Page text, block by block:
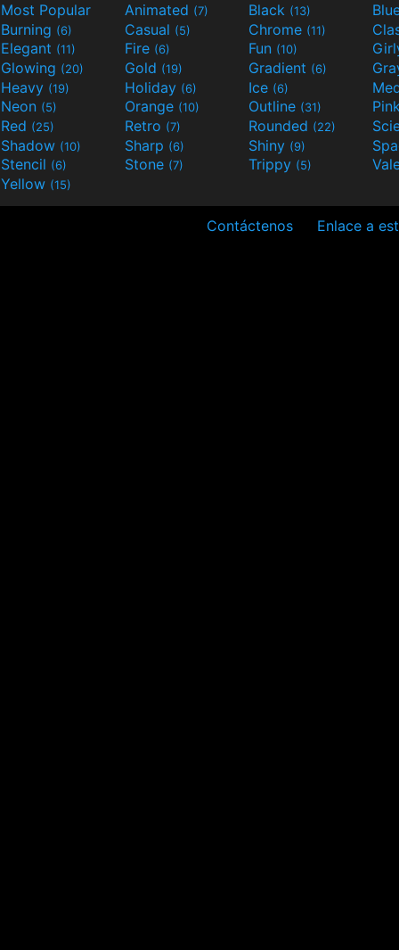
Most Popular Animated (7) Black (13)
Burning (6) Casual (5) Chrome (11)
Elegant (11) Fire (6) Fun (10)
Glowing (20) Gold (19) Gradient (6)
Heavy (19) Holiday (6) Ice (6)
Neon (5) Orange (10) Outline (31)
Red (25) Retro (7) Rounded (22)
Shadow (10) Sharp (6) Shiny (9)
Stencil (6) Stone (7) Trippy (5)
Yellow (15)
Contáctenos Enlace a